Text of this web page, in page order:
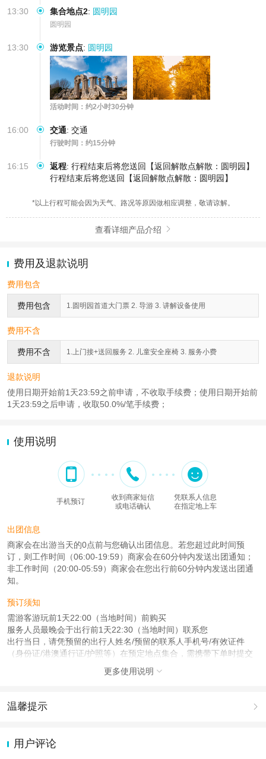
13:30 集合地点2: 圆明园
圆明园
13:30 游览景点: 圆明园
活动时间：约2小时30分钟
16:00 交通: 交通
行驶时间：约15分钟
16:15 返程: 行程结束后将您送回【返回解散点解散：圆明园】
行程结束后将您送回【返回解散点解散：圆明园】
*以上行程可能会因为天气、路况等原因做相应调整，敬请谅解。
查看详细产品介绍 
费用及退款说明
费用包含
费用包含 1.圆明园首道大门票 2. 导游 3. 讲解设备使用
费用不含
费用不含 1.上门接+送回服务 2. 儿童安全座椅 3. 服务小费
退款说明
使用日期开始前1天23:59之前申请，不收取手续费；使用日期开始前
1天23:59之后申请，收取50.0%/笔手续费；
使用说明
手机预订
收到商家短信
或电话确认
凭联系人信息
在指定地上车
出团信息
商家会在出游当天的0点前与您确认出团信息。若您超过此时间预
订，则工作时间（06:00-19:59）商家会在60分钟内发送出团通知；
非工作时间（20:00-05:59）商家会在您出行前60分钟内发送出团通
知。
预订须知
需游客游玩前1天22:00（当地时间）前购买
服务人员最晚会于出行前1天22:30（当地时间）联系您
出行当日，请凭预留的出行人姓名/预留的联系人手机号/有效证件
（身份证/港澳通行证/护照等）在预定地点集合，需携带下单时提交
本产品由青岛驿路同行国际旅行社有限公司代理招徕，委托社为东方乐享（北
京）国际旅行社有限公司，具体的旅游服务和操作由委托社及其有资质的地接社
更多使用说明 
温馨提示 
动（如跳伞、潜水、滑雪等）前，请务必仔细阅读
2.为普及旅游安全知识及旅游文明公约，使您的旅程顺利圆满完成，
用户评论